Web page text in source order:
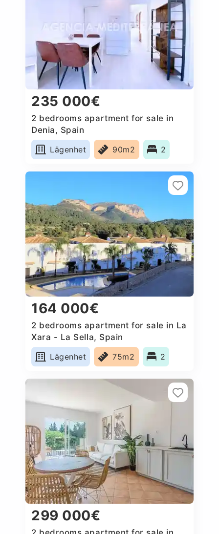
235 000€
2 bedrooms apartment for sale in
Denia, Spain
Lägenhet
90m2 2
164 000€
2 bedrooms apartment for sale in La
Xara - La Sella, Spain
Lägenhet
75m2 2
299 000€